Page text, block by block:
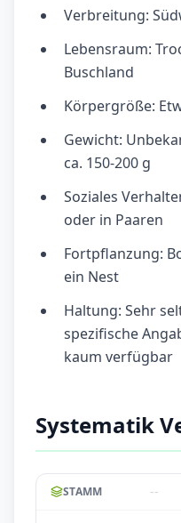
Verbreitung:
Lebensraum:
Buschland
Körpergröße:
Gewicht:
ca. 150-200 g
Soziales
oder in Paaren
Fortpflanzung:
ein Nest
Haltung: Sehr
spezifische
kaum verfügbar
Systematik
STAMM --